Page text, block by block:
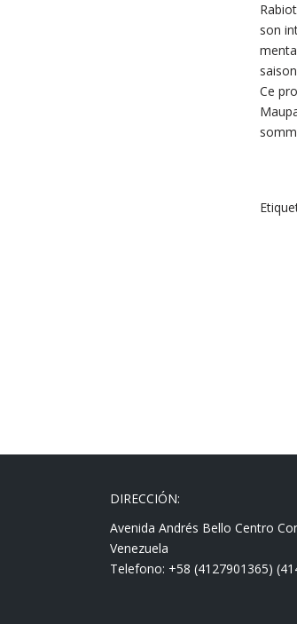
son
Ce
DIRECCIÓN:
Avenida Andrés Bello Centro
Venezuela
Telefono: +58 (4127901365)